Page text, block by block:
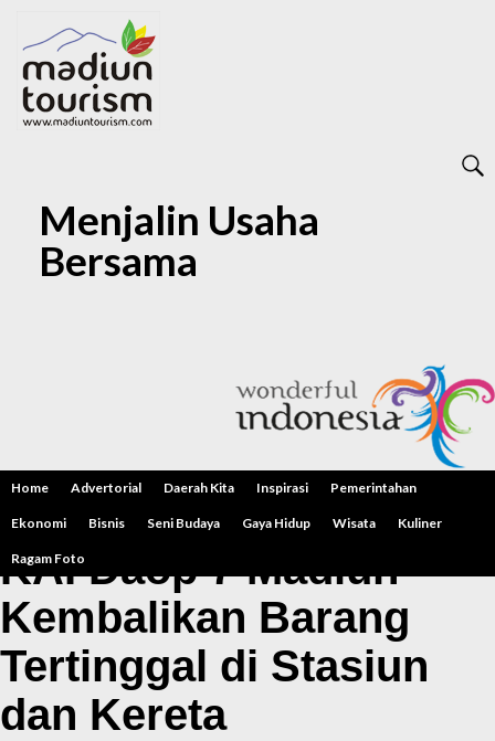
Menjalin Usaha
Bersama
Home Advertorial Daerah Kita Inspirasi Pemerintahan
Ekonomi Bisnis Seni Budaya Gaya Hidup Wisata Kuliner
Ragam Foto
KAI Daop 7 Madiun
Kembalikan Barang
Tertinggal di Stasiun
dan Kereta